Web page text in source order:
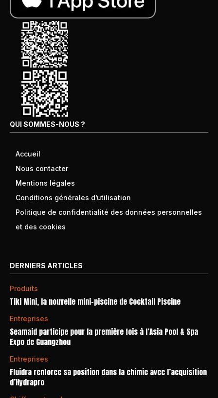
QUI SOMMES-NOUS ?
Accueil
Nous contacter
Mentions légales
Conditions générales d’utilisation
Politique de confidentialité des données personnelles
et des cookies
DERNIERS ARTICLES
Produits
Tiki Mini, la nouvelle mini-piscine de Cocktail Piscine
Entreprises
Seamaid participe pour la première fois à l’Asia Pool & Spa
Expo de Guangzhou
Entreprises
Fluidra renforce sa position dans la chimie avec l’acquisition
d’Hydrapro